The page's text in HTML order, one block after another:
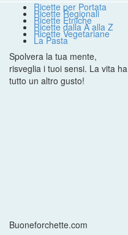
Ricette per Portata
Ricette Regionali
Ricette Etniche
Ricette dalla A alla Z
Ricette Vegetariane
La Pasta
Spolvera la tua mente,
risveglia i tuoi sensi. La vita ha
tutto un altro gusto!
Buoneforchette.com